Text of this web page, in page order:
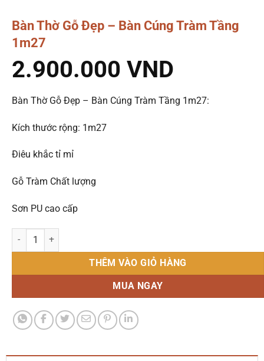
Bàn Thờ Gỗ Đẹp – Bàn Cúng Tràm Tầng
1m27
2.900.000 VND
Bàn Thờ Gỗ Đẹp – Bàn Cúng Tràm Tầng 1m27:
Kích thước rộng: 1m27
Điêu khắc tỉ mỉ
Gỗ Tràm Chất lượng
Sơn PU cao cấp
Bàn Thờ Gỗ Đẹp – Bàn Cúng Tràm Tầng 1m27 số lượng
THÊM VÀO GIỎ HÀNG
MUA NGAY